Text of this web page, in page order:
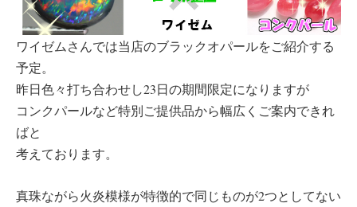
ワイゼムさんでは当店のブラックオパールをご紹介する
予定。
昨日色々打ち合わせし23日の期間限定になりますが
コンクパールなど特別ご提供品から幅広くご案内できれ
ばと
考えております。
真珠ながら火炎模様が特徴的で同じものが2つとしてない